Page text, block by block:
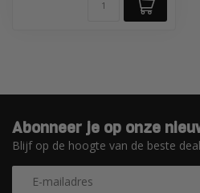
Abonneer je op onze
Blijf op de hoogte van de beste